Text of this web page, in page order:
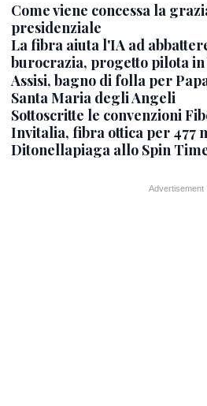
Come viene concessa la
presidenziale
La fibra aiuta l'IA ad
burocrazia, progetto pilota in
Assisi, bagno di folla per
Santa Maria degli Angeli
Sottoscritte le convenzioni
Invitalia, fibra ottica per 477
Ditonellapiaga allo Spin